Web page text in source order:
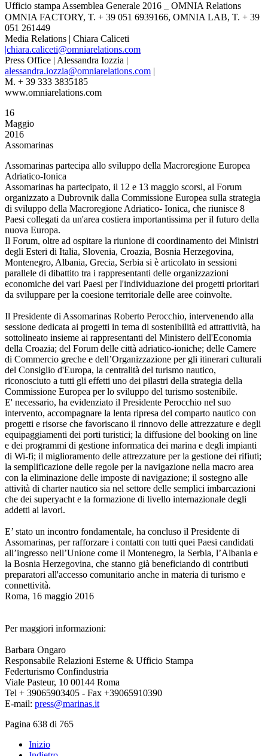
Ufficio stampa Assemblea Generale 2016 _ OMNIA Relations
OMNIA FACTORY, T. + 39 051 6939166, OMNIA LAB, T. + 39
051 261449
Media Relations | Chiara Caliceti
|chiara.caliceti@omniarelations.com
Press Office | Alessandra Iozzia |
alessandra.iozzia@omniarelations.com |
M. + 39 333 3835185
www.omniarelations.com
16
Maggio
2016
Assomarinas
Assomarinas partecipa allo sviluppo della Macroregione Europea
Adriatico-Ionica
Assomarinas ha partecipato, il 12 e 13 maggio scorsi, al Forum
organizzato a Dubrovnik dalla Commissione Europea sulla strategia
di sviluppo della Macroregione Adriatico- Ionica, che riunisce 8
Paesi collegati da un'area costiera importantissima per il futuro della
nuova Europa.
Il Forum, oltre ad ospitare la riunione di coordinamento dei Ministri
degli Esteri di Italia, Slovenia, Croazia, Bosnia Herzegovina,
Montenegro, Albania, Grecia, Serbia si è articolato in sessioni
parallele di dibattito tra i rappresentanti delle organizzazioni
economiche dei vari Paesi per l'individuazione dei progetti prioritari
da sviluppare per la coesione territoriale delle aree coinvolte.
Il Presidente di Assomarinas Roberto Perocchio, intervenendo alla
sessione dedicata ai progetti in tema di sostenibilità ed attrattività, ha
sottolineato insieme ai rappresentanti del Ministero dell'Economia
della Croazia; del Forum delle città adriatico-ioniche; delle Camere
di Commercio greche e dell’Organizzazione per gli itinerari culturali
del Consiglio d'Europa, la centralità del turismo nautico,
riconosciuto a tutti gli effetti uno dei pilastri della strategia della
Commissione Europea per lo sviluppo del turismo sostenibile.
E' necessario, ha evidenziato il Presidente Perocchio nel suo
intervento, accompagnare la lenta ripresa del comparto nautico con
progetti e risorse che favoriscano il rinnovo delle attrezzature e degli
equipaggiamenti dei porti turistici; la diffusione del booking on line
e dei programmi di gestione informatica dei marina e degli impianti
di Wi-fi; il miglioramento delle attrezzature per la gestione dei rifiuti;
la semplificazione delle regole per la navigazione nella macro area
con la eliminazione delle imposte di navigazione; il sostegno alle
attività di charter nautico sia nel settore delle semplici imbarcazioni
che dei superyacht e la formazione di livello internazionale degli
addetti ai lavori.
E’ stato un incontro fondamentale, ha concluso il Presidente di
Assomarinas, per rafforzare i contatti con tutti quei Paesi candidati
all’ingresso nell’Unione come il Montenegro, la Serbia, l’Albania e
la Bosnia Herzegovina, che stanno già beneficiando di contributi
preparatori all'accesso comunitario anche in materia di turismo e
connettività.
Roma, 16 maggio 2016
Per maggiori informazioni:
Barbara Ongaro
Responsabile Relazioni Esterne & Ufficio Stampa
Federturismo Confindustria
Viale Pasteur, 10 00144 Roma
Tel + 39065903405 - Fax +39065910390
E-mail: press@marinas.it
Pagina 638 di 765
Inizio